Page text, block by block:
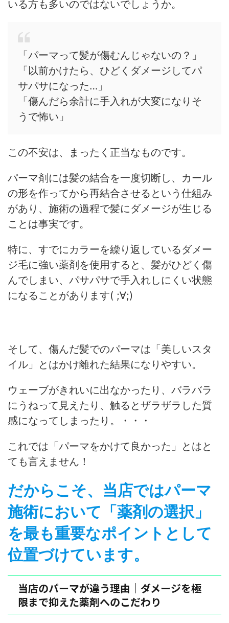
いる方も多いのではないでしょうか。
「パーマって髪が傷むんじゃないの？」
「以前かけたら、ひどくダメージしてパ
サパサになった…」
「傷んだら余計に手入れが大変になりそ
うで怖い」
この不安は、まったく正当なものです。
パーマ剤には髪の結合を一度切断し、カール
の形を作ってから再結合させるという仕組み
があり、施術の過程で髪にダメージが生じる
ことは事実です。
特に、すでにカラーを繰り返しているダメー
ジ毛に強い薬剤を使用すると、髪がひどく傷
んでしまい、パサパサで手入れしにくい状態
になることがあります( ;∀;)
そして、傷んだ髪でのパーマは「美しいスタ
イル」とはかけ離れた結果になりやすい。
ウェーブがきれいに出なかったり、バラバラ
にうねって見えたり、触るとザラザラした質
感になってしまったり。・・・
これでは「パーマをかけて良かった」とはと
ても言えません！
だからこそ、当店ではパーマ
施術において「薬剤の選択」
を最も重要なポイントとして
位置づけています。
当店のパーマが違う理由｜ダメージを極
限まで抑えた薬剤へのこだわり